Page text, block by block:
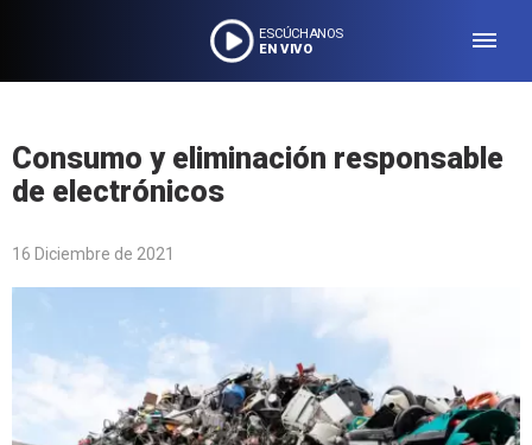
ESCÚCHANOS
EN VIVO
Consumo y eliminación responsable
de electrónicos
16 Diciembre de 2021